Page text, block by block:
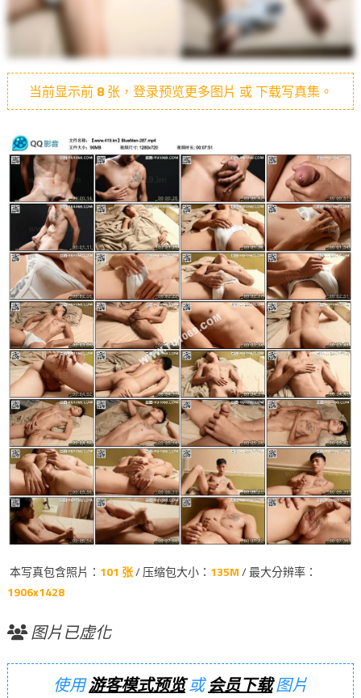
当前显示前 8张，登录预览更多图片 或 下载写真集。
本写真包含照片： 101 张/ 压缩包大小： 135M/ 最大分辨率：
1906x1428
图片已虚化
使用游客模式预览或会员下载图片